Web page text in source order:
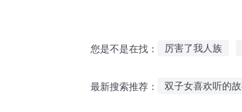
您是不是在找： 厉害了我人族
最新搜索推荐： 双子女喜欢听的